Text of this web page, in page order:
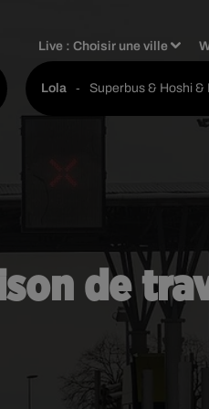
Live :Choisir une ville
Lola - Superbus & Hoshi &
de